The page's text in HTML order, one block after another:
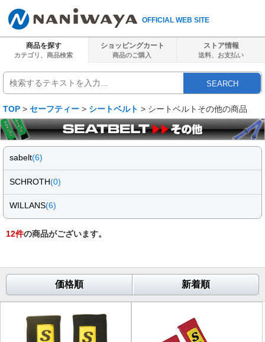
OFFICIAL WEB SITE
商品を探す
カテゴリ、商品検索
ショッピングカート
商品のご購入
ストア情報
送料、 お支払い
SEARCH
TOP > セーフティー > シートベルト > シートベルトその他の商品
sabelt(6)
SCHROTH(0)
WILLANS(6)
12件の商品がございます。
価格順 新着順